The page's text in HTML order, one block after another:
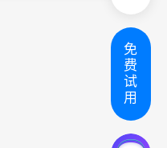
免
费
试
用